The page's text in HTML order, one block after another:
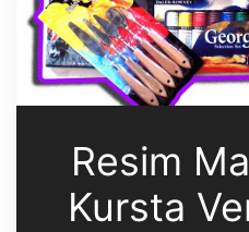
Resim
Kursta